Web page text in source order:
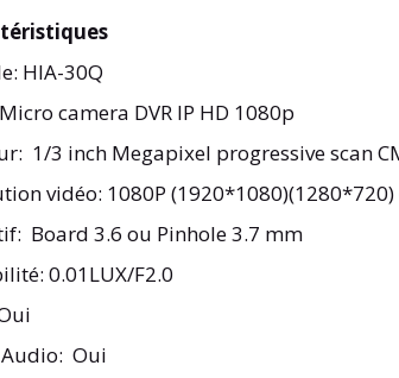
HIA-30Q
camera DVR IP HD 1080p
1/3 inch Megapixel progressive scan
vidéo: 1080P
Board 3.6 ou Pinhole 3.7 mm
0.01LUX/F2.0
Oui